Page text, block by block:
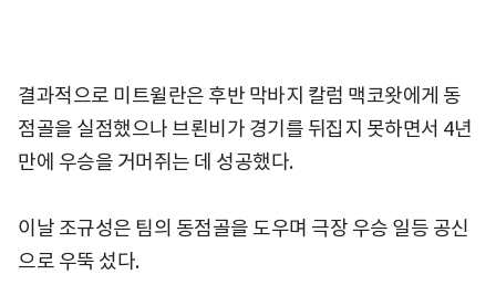
결과적으로 미트윌란은 후반 막바지 칼럼 맥코왓에게 동
점골을 실점했으나 브뢴비가 경기를 뒤집지 못하면서 4년
만에 우승을 거머쥐는 데 성공했다.
이날 조규성은 팀의 동점골을 도우며 극장 우승 일등 공신
으로 우뚝 섰다.